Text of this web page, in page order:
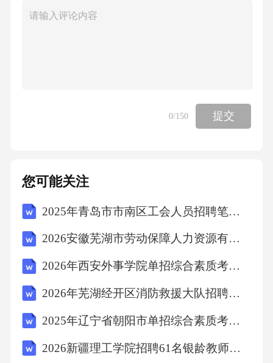
0/150 提交
您可能关注
2025年青岛市市南区工会人员招聘笔试试题及答案详解
2026安徽芜湖市劳动保障人力资源有限公司“产业后备工程师”人才储备1人（二十八期）考试参考题库及答案详解
2026年西安外事学院单招综合素质考试题库附答案详解【综合题】
2026年芜湖经开区消防救援大队招聘政府专职消防员26名笔试备考试题及答案详解
2025年辽宁省朝阳市单招综合素质考试题库含完整答案详解（全优）
2026新疆理工学院招聘61名银龄教师考试备考题库及答案详解